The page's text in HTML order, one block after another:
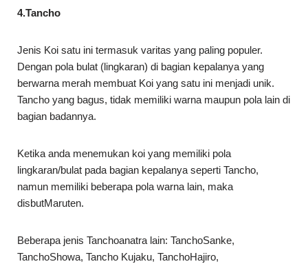
4.Tancho
Jenis Koi satu ini termasuk varitas yang paling populer.
Dengan pola bulat (lingkaran) di bagian kepalanya yang
berwarna merah membuat Koi yang satu ini menjadi unik.
Tancho yang bagus, tidak memiliki warna maupun pola lain di
bagian badannya.
Ketika anda menemukan koi yang memiliki pola
lingkaran/bulat pada bagian kepalanya seperti Tancho,
namun memiliki beberapa pola warna lain, maka
disbutMaruten.
Beberapa jenis Tanchoanatra lain: TanchoSanke,
TanchoShowa, Tancho Kujaku, TanchoHajiro,